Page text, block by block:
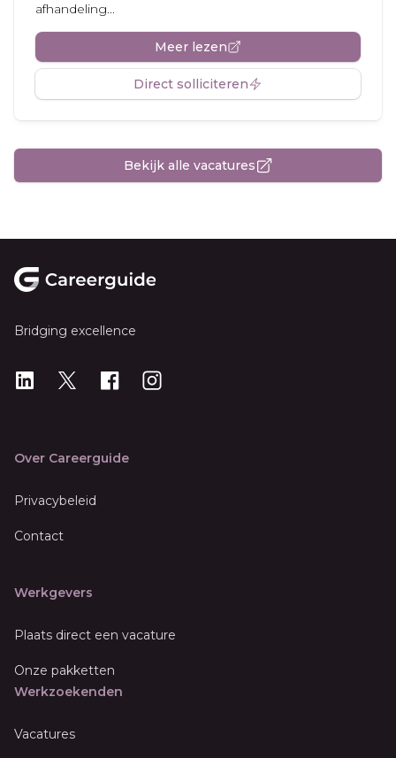
afhandeling...
Meer lezen
Direct solliciteren
Bekijk alle vacatures
Bridging excellence
LinkedIn
X Instagram
Over Careerguide
Privacybeleid
Contact
Werkgevers
Plaats direct een vacature
Onze pakketten
Werkzoekenden
Vacatures